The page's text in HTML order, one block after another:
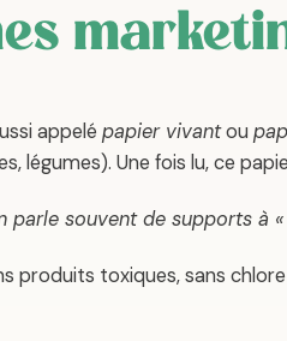
appelé papier vivantou
légumes). Une fois lu, ce
parle souvent de supports à
produits toxiques, sans